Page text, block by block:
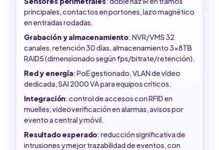
principales, contactos en portones, lazo magnético
en entradas rodadas.
Grabación y almacenamiento: NVR/VMS 32
canales, retención 30 días, almacenamiento 3x8TB
RAID5 (dimensionado según fps/bitrate/retención).
Red y energía: PoE gestionado, VLAN de vídeo
dedicada, SAI 2000 VA para equipos críticos.
Integración: control de accesos con RFID en
muelles, videoverificación en alarmas, avisos por
evento a central y móvil.
Resultado esperado: reducción significativa de
intrusiones y mejor trazabilidad de eventos, con